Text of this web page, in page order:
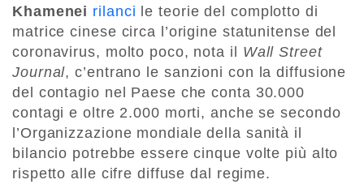
Khamenei rilanci le teorie del complotto di
matrice cinese circa l’origine statunitense del
coronavirus, molto poco, nota il Wall Street
Journal, c’entrano le sanzioni con la diffusione
del contagio nel Paese che conta 30.000
contagi e oltre 2.000 morti, anche se secondo
l’Organizzazione mondiale della sanità il
bilancio potrebbe essere cinque volte più alto
rispetto alle cifre diffuse dal regime.